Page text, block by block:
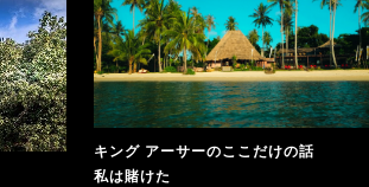
キング アーサーのここだけの話
私は賭けた